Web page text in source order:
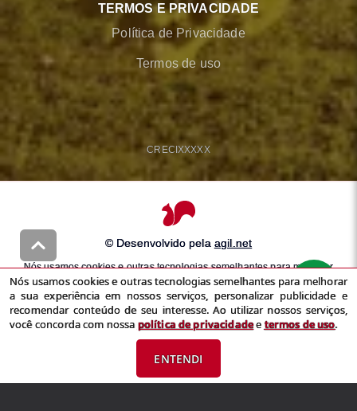
TERMOS E PRIVACIDADE
Política de Privacidade
Termos de uso
CRECIXXXXX
© Desenvolvido pela agil.net
Nós usamos cookies e outras tecnologias semelhantes para melhorar
a sua experiência em nossos serviços, personalizar publicidade e
recomendar conteúdo de seu interesse. Ao utilizar nossos serviços,
você concorda com nossapolítica de privacidadeetermos de uso
Nós usamos cookies e outras tecnologias semelhantes para melhorar
a sua experiência em nossos serviços, personalizar publicidade e
recomendar conteúdo de seu interesse. Ao utilizar nossos serviços,
você concorda com nossa política de privacidadeetermos de uso.
ENTENDI